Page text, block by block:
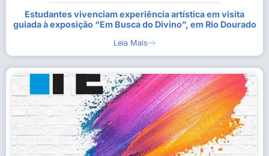
Estudantes vivenciam experiência artística em visita
guiada à exposição “Em Busca do Divino”, em Rio Dourado
Leia Mais